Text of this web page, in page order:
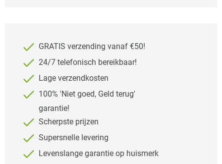
GRATIS verzending vanaf €50!
24/7 telefonisch bereikbaar!
Lage verzendkosten
100% 'Niet goed, Geld terug'
garantie!
Scherpste prijzen
Supersnelle levering
Levenslange garantie op huismerk